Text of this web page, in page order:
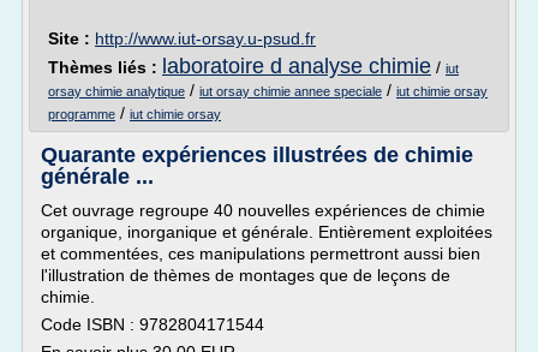
Site : http://www.iut-orsay.u-psud.fr
Thèmes liés : laboratoire d analyse chimie / iut
orsay chimie analytique / iut orsay chimie annee speciale / iut chimie orsay
programme / iut chimie orsay
Quarante expériences illustrées de chimie
générale ...
Cet ouvrage regroupe 40 nouvelles expériences de chimie
organique, inorganique et générale. Entièrement exploitées
et commentées, ces manipulations permettront aussi bien
l'illustration de thèmes de montages que de leçons de
chimie.
Code ISBN : 9782804171544